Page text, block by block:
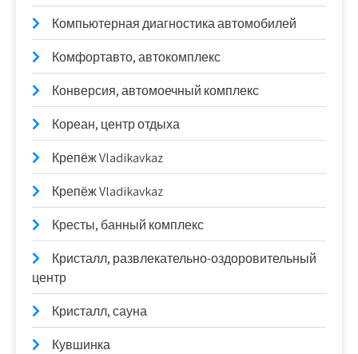
Компьютерная диагностика автомобилей
Комфортавто, автокомплекс
Конверсия, автомоечный комплекс
Кореан, центр отдыха
Крепёж Vladikavkaz
Крепёж Vladikavkaz
Кресты, банный комплекс
Кристалл, развлекательно-оздоровительный
центр
Кристалл, сауна
Кувшинка